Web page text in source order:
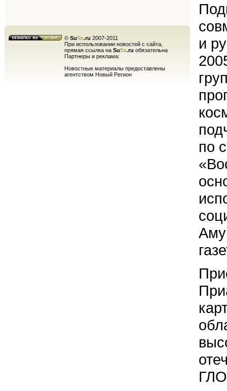
© Sufix.ru 2007-2011
При использовании новостей с сайта,
прямая ссылка на Sufix.ru обязательна
Партнеры и реклама:
Новостные материалы предоставлены
агентством Новый Регион
и
по